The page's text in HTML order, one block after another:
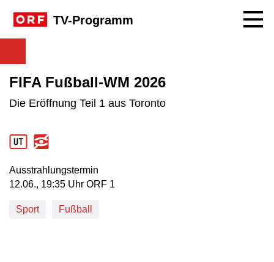
TV-Programm
FIFA Fußball-WM 2026
Die Eröffnung Teil 1 aus Toronto
Ausstrahlungstermin
12. Juni, 19:35 Uhr in ORF 1
12.06., 19:35 Uhr ORF 1
Sport Fußball